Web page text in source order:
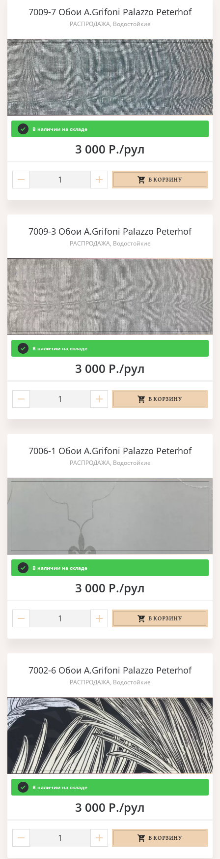
7009-7 Обои A.Grifoni Palazzo Peterhof
РАСПРОДАЖА, Водостойкие
В наличии на складе
3 000 Р./рул
В КОРЗИНУ
7009-3 Обои A.Grifoni Palazzo Peterhof
РАСПРОДАЖА, Водостойкие
В наличии на складе
3 000 Р./рул
В КОРЗИНУ
7006-1 Обои A.Grifoni Palazzo Peterhof
РАСПРОДАЖА, Водостойкие
В наличии на складе
3 000 Р./рул
В КОРЗИНУ
7002-6 Обои A.Grifoni Palazzo Peterhof
РАСПРОДАЖА, Водостойкие
В наличии на складе
3 000 Р./рул
В КОРЗИНУ